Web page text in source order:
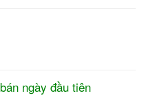
ngày đầu tiên